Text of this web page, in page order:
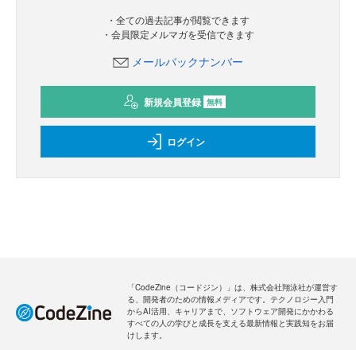
・全ての過去記事が閲覧できます
・会員限定メルマガを受信できます
メールバックナンバー
新規会員登録 無料
ログイン
「CodeZine（コードジン）」は、株式会社翔泳社が運営す
る、開発者のための情報メディアです。テクノロジー入門
からAI活用、キャリアまで、ソフトウェア開発にかかわる
すべての人の学びと成長を支える最新情報と実践知をお届
けします。